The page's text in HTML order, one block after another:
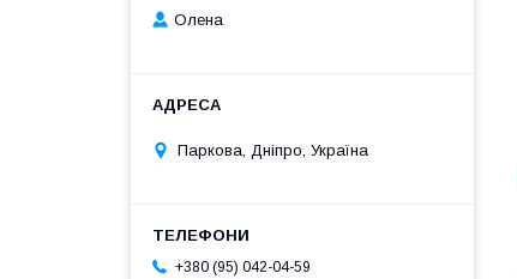
Олена
Паркова, Дніпро, Україна
+380 (95) 042-04-59